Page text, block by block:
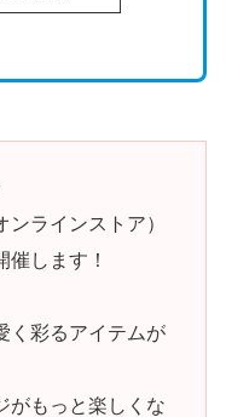
ラインストア）
します！
く彩るアイテムが
がもっと楽しくな